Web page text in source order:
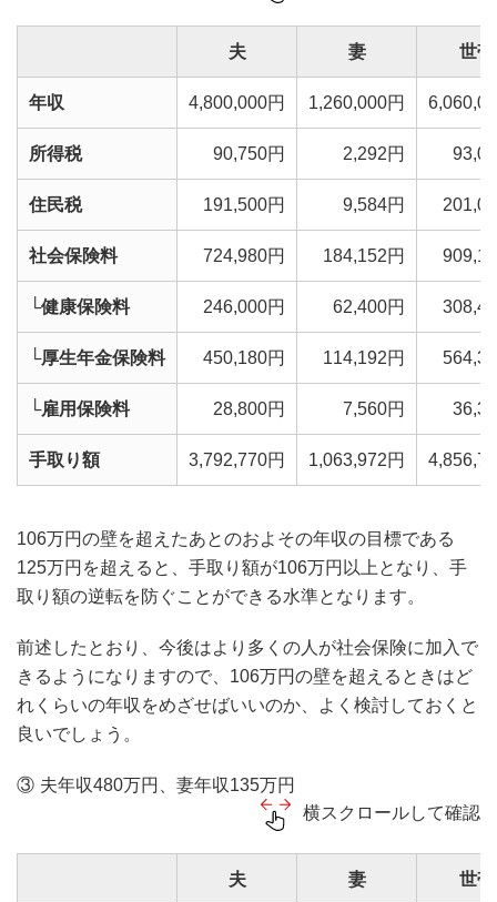
夫 妻 世帯
年収 4,800,000円 1,260,000円
所得税 90,750円 2,292円
住民税 191,500円 9,584円
社会保険料 724,980円 184,152円
└健康保険料 246,000円 62,400円
└厚生年金保険料 450,180円 114,192円
└雇用保険料 28,800円 7,560円
手取り額 3,792,770円 1,063,972円
106万円の壁を超えたあとのおよその年収の目標である
125万円を超えると、手取り額が106万円以上となり、手
取り額の逆転を防ぐことができる水準となります。
前述したとおり、今後はより多くの人が社会保険に加入で
きるようになりますので、106万円の壁を超えるときはど
れくらいの年収をめざせばいいのか、よく検討しておくと
良いでしょう。
夫年収480万円、妻年収135万円
横スクロールして確認
夫 妻 世帯